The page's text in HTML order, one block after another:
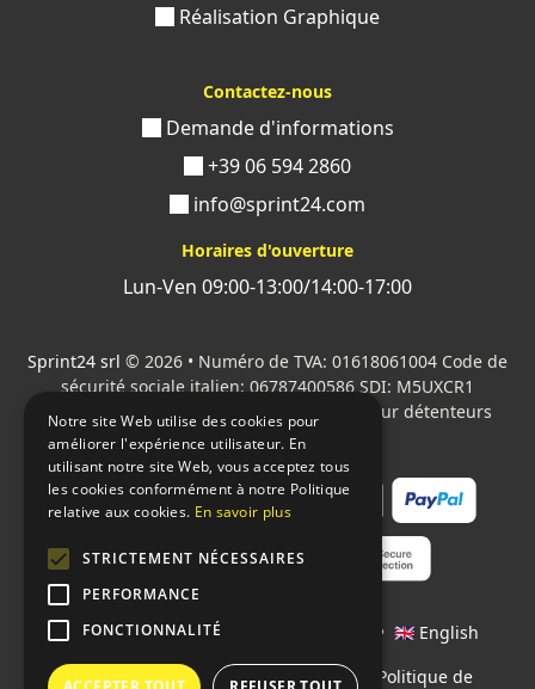
Réalisation Graphique
Contactez-nous
Demande d'informations
+39 06 594 2860
info@sprint24.com
Horaires d'ouverture
Lun-Ven 09:00-13:00/14:00-17:00
Sprint24 srl © 2026 • Numéro de TVA: 01618061004 Code de
sécurité sociale italien: 06787400586 SDI: M5UXCR1
Tous les logos cités sont la propriété de leur détenteurs
respectifs.
Langages: 🇮🇹 Italiano • 🇬🇧 English
Contrats • Conditions de paiement • Politique de
Notre site Web utilise des cookies pour
améliorer l'expérience utilisateur. En
utilisant notre site Web, vous acceptez tous
les cookies conformément à notre Politique
relative aux cookies. En savoir plus
STRICTEMENT NÉCESSAIRES
PERFORMANCE
FONCTIONNALITÉ